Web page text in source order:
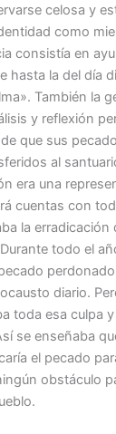
celosa y
como
consistía en
hasta la del día
También la
y reflexión
que sus
al
era una
cuentas con
la erradicación
todo el
diario.
toda esa culpa
se enseñaba
el pecado
obstáculo